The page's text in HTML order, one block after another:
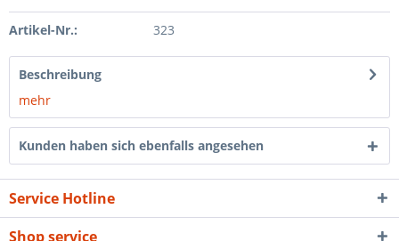
Artikel-Nr.: 323
Beschreibung
mehr
Kunden haben sich ebenfalls angesehen
Service Hotline
Shop service